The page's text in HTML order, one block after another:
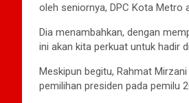
oleh seniornya, DPC Kota Metro
Dia menambahkan, dengan
ini akan kita perkuat untuk hadir
Meskipun begitu, Rahmat
pemilihan presiden pada pemilu